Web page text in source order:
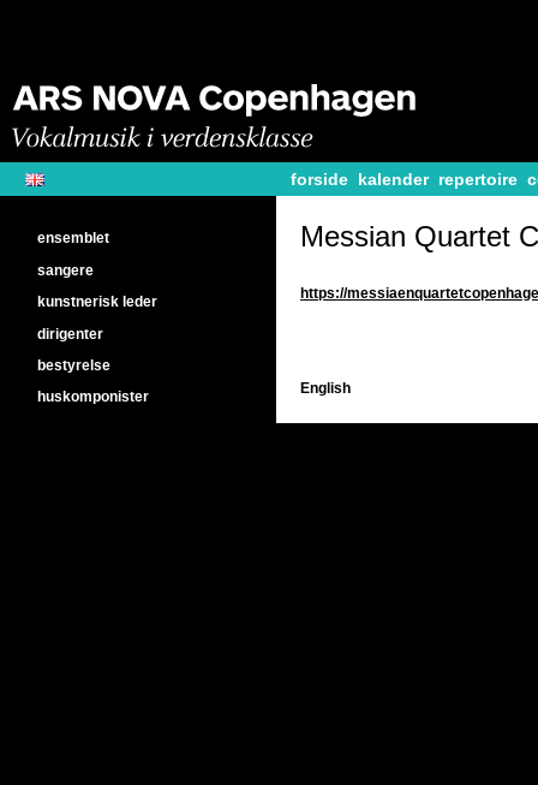
forside kalender repertoire
Messian Quartet
https://
English
ensemblet
sangere
kunstnerisk leder
dirigenter
bestyrelse
huskomponister